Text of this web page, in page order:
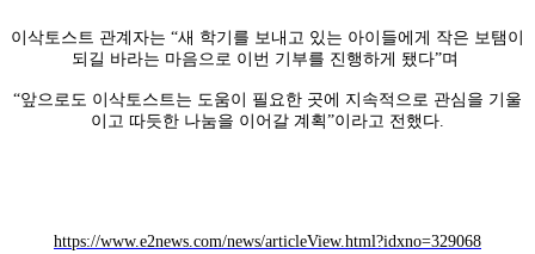
이삭토스트 관계자는 “새 학기를 보내고 있는 아이들에게 작은 보탬이
되길 바라는 마음으로 이번 기부를 진행하게 됐다”며
“앞으로도 이삭토스트는 도움이 필요한 곳에 지속적으로 관심을 기울
이고 따듯한 나눔을 이어갈 계획”이라고 전했다.
https://www.e2news.com/news/articleView.html?idxno=329068